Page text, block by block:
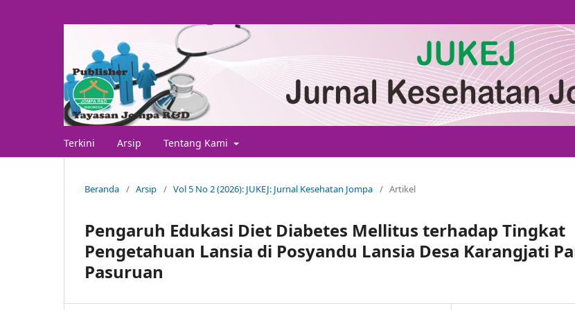
Terkini Arsip Tentang Kami
Beranda / Arsip / Vol 5 No 2 (2026): JUKEJ: Jurnal Kesehatan Jompa / Artikel
Pengaruh Edukasi Diet Diabetes Mellitus terhadap Tingkat
Pengetahuan Lansia di Posyandu Lansia Desa Karangjati
Pasuruan